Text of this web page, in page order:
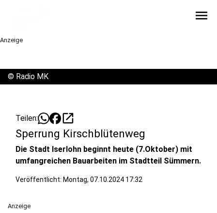
menu
Anzeige
© Radio MK
Teilen: open_in_new
Sperrung Kirschblütenweg
Die Stadt Iserlohn beginnt heute (7.Oktober) mit
umfangreichen Bauarbeiten im Stadtteil Sümmern.
Veröffentlicht: Montag, 07.10.2024 17:32
Anzeige